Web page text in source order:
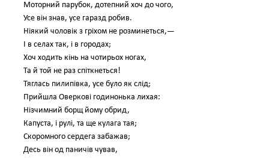
Моторний парубок, дотепний хоч до чого,
Усе він знав, усе гаразд робив.
Ніякий чоловік з гріхом не розминеться,—
І в селах так, і в городах;
Хоч ходить кінь на чотирьох ногах,
Та й той не раз спіткнеться!
Тяглась пилипівка, усе було як слід;
Прийшла Оверкові годинонька лихая:
Нізчимний борщ йому обрид,
Капуста, і рулі, та ще кулага тая;
Скоромного сердега забажав;
Десь він од паничів чував,